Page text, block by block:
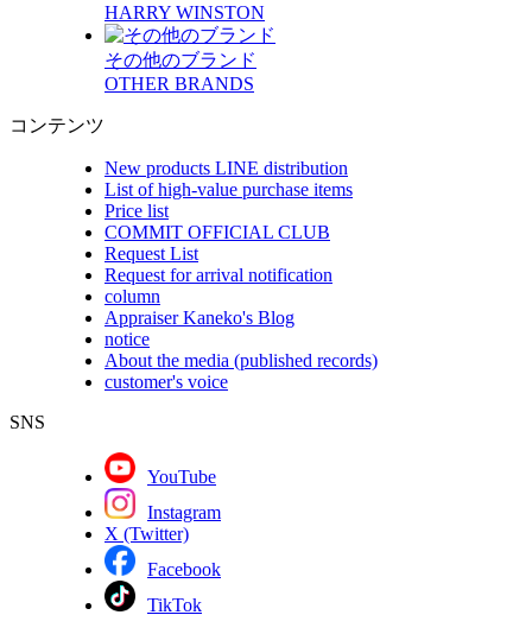
HARRY WINSTON
その他のブランド
OTHER BRANDS
コンテンツ
New products LINE distribution
List of high-value purchase items
Price list
COMMIT OFFICIAL CLUB
Request List
Request for arrival notification
column
Appraiser Kaneko's Blog
notice
About the media (published records)
customer's voice
SNS
YouTube
Instagram
X (Twitter)
Facebook
TikTok